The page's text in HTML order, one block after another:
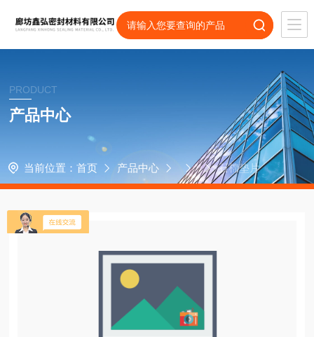
PRODUCT
产品中心
当前位置： 首页 产品中心 石棉垫片